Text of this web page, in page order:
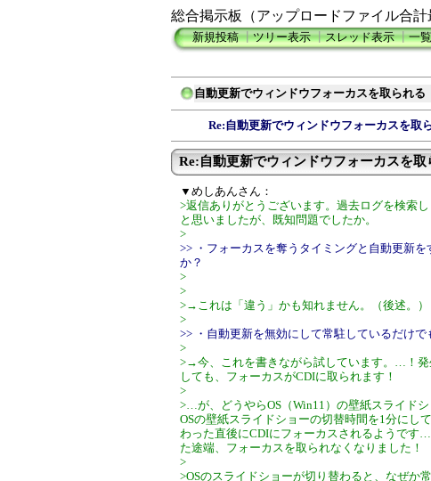
総合掲示板（アップロードファイル合
新規投稿┃ツリー表示┃スレッド表示┃一
自動更新でウィンドウフォーカスを取られる
Re:自動更新でウィンドウフォーカスを取
Re:自動更新でウィンドウフォーカスを取
▼めしあんさん：
>返信ありがとうございます。過去ログを検索
と思いましたが、既知問題でしたか。
>
>> ・フォーカスを奪うタイミングと自動更新
か？
>
>
>→これは「違う」かも知れません。（後述。）
>
>> ・自動更新を無効にして常駐しているだけで
>
>→今、これを書きながら試しています。…！
しても、フォーカスがCDIに取られます！
>
>…が、どうやらOS（Win11）の壁紙スライド
OSの壁紙スライドショーの切替時間を1分にし
わった直後にCDIにフォーカスされるようです
た途端、フォーカスを取られなくなりました！
>
>OSのスライドショーが切り替わると、なぜか